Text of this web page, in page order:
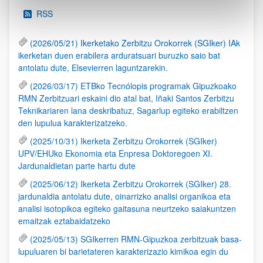
RSS
(2026/05/21) Ikerketako Zerbitzu Orokorrek (SGIker) IAk
ikerketan duen erabilera arduratsuari buruzko saio bat
antolatu dute, Elsevierren laguntzarekin.
(2026/03/17) ETBko Tecnólopis programak Gipuzkoako
RMN Zerbitzuari eskaini dio atal bat, Iñaki Santos Zerbitzu
Teknikariaren lana deskribatuz, Sagarlup egiteko erabiltzen
den lupulua karakterizatzeko.
(2025/10/31) Ikerketa Zerbitzu Orokorrek (SGIker)
UPV/EHUko Ekonomia eta Enpresa Doktoregoen XI.
Jardunaldietan parte hartu dute
(2025/06/12) Ikerketa Zerbitzu Orokorrek (SGIker) 28.
jardunaldia antolatu dute, oinarrizko analisi organikoa eta
analisi isotopikoa egiteko gaitasuna neurtzeko saiakuntzen
emaitzak eztabaidatzeko
(2025/05/13) SGIkerren RMN-Gipuzkoa zerbitzuak basa-
lupuluaren bi barietateren karakterizazio kimikoa egin du